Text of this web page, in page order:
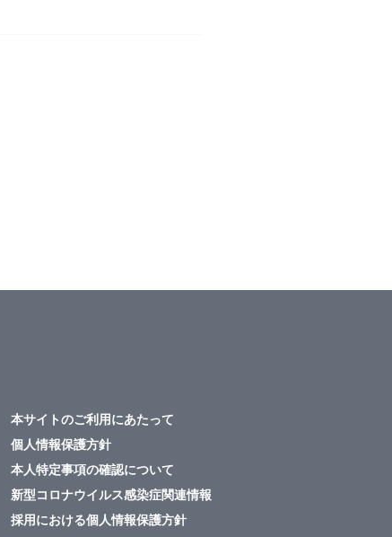
本サイトのご利用にあたって
個人情報保護方針
本人特定事項の確認について
新型コロナウイルス感染症関連情報
採用における個人情報保護方針